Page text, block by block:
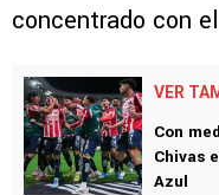
concentrado con
VER
Con
Chivas
Azul